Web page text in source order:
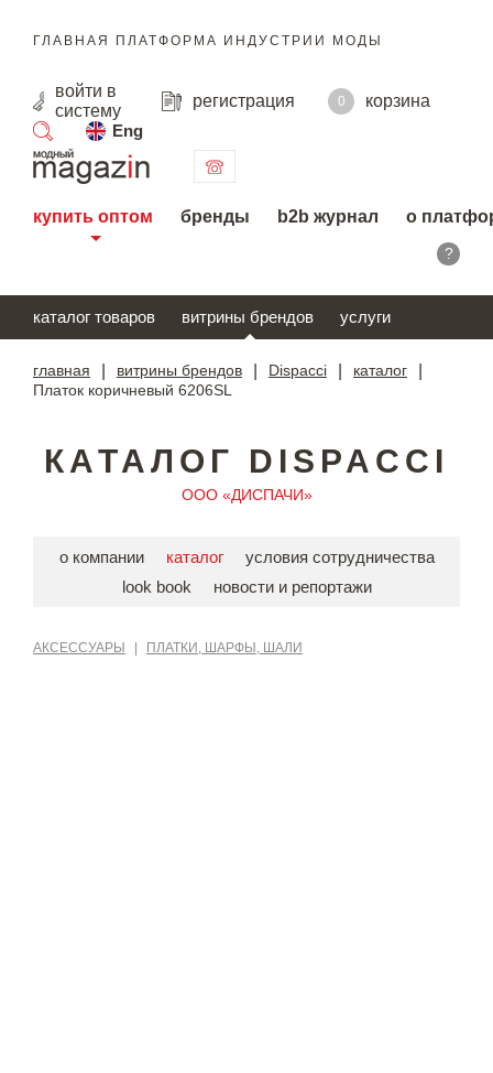
ГЛАВНАЯ ПЛАТФОРМА ИНДУСТРИИ МОДЫ
войти в
систему
регистрация 0
корзина
Eng
поиск
купить оптом бренды b2b журнал о
?
каталог товаров витрины брендов услуги
главная витрины брендов Dispacci каталог
Платок коричневый 6206SL
КАТАЛОГ DISPACCI
ООО «ДИСПАЧИ»
о компании каталог
условия сотрудничества
look book
новости и репортажи
АКСЕССУАРЫ ПЛАТКИ, ШАРФЫ, ШАЛИ